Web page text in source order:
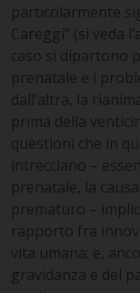
particolarmente
Careggi” (si veda
caso si dipartono
prenatale e i
dall’altra, la
prima della
questioni che in
intrecciano –
prenatale, la
prematuro –
rapporto fra
vita umana; e,
gravidanza e del